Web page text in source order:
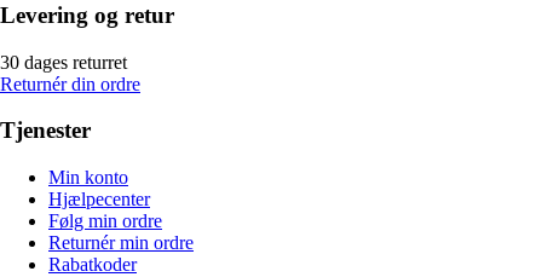
Levering og retur
30 dages returret
Returnér din ordre
Tjenester
Min konto
Hjælpecenter
Følg min ordre
Returnér min ordre
Rabatkoder